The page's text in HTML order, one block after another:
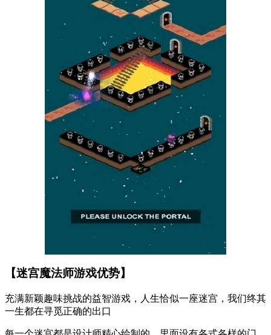
【迷宫魔法师游戏优势】
充满新颖趣味挑战的益智游戏，人生恰似一座迷宫，我们终其
一生都在寻觅正确的出口